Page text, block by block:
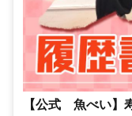
【公式 魚べい】